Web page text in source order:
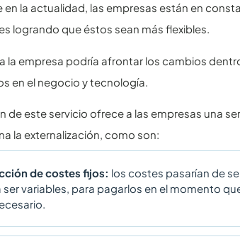
en la actualidad, las empresas están en
logrando que éstos sean más flexibles.
la empresa podría afrontar los cambios
en el negocio y tecnología.
de este servicio ofrece a las empresas una
la externalización, como son:
de costes fijos: los costes pasarían de
ser variables, para pagarlos en el momento